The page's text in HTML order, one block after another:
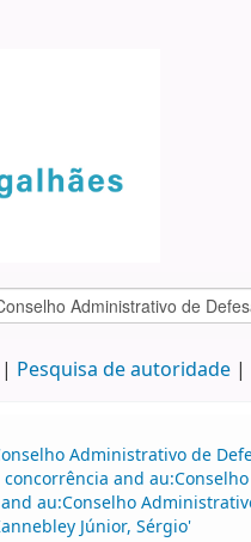
Pesquisa de autoridade
Administrativo de
and
au:Conselho
Júnior, Sérgio'